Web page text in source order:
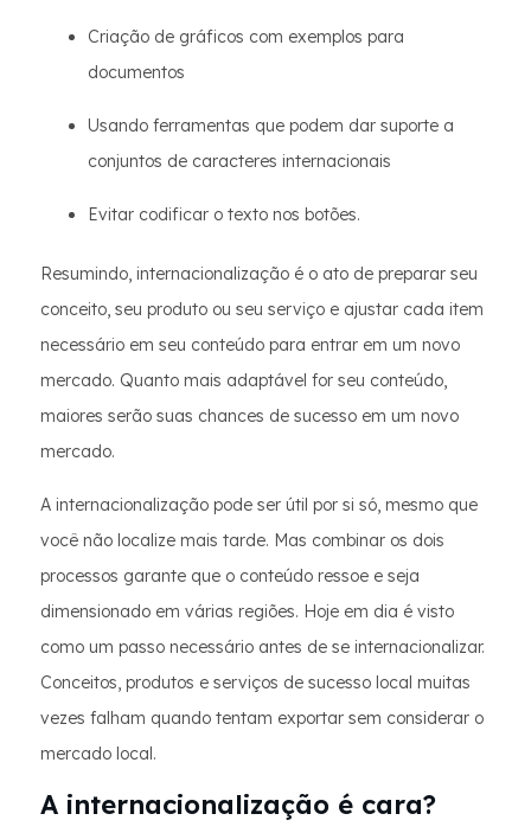
Criação de gráficos com exemplos para
documentos
Usando ferramentas que podem dar suporte a
conjuntos de caracteres internacionais
Evitar codificar o texto nos botões.
Resumindo, internacionalização é o ato de preparar seu
conceito, seu produto ou seu serviço e ajustar cada item
necessário em seu conteúdo para entrar em um novo
mercado. Quanto mais adaptável for seu conteúdo,
maiores serão suas chances de sucesso em um novo
mercado.
A internacionalização pode ser útil por si só, mesmo que
você não localize mais tarde. Mas combinar os dois
processos garante que o conteúdo ressoe e seja
dimensionado em várias regiões. Hoje em dia é visto
como um passo necessário antes de se internacionalizar.
Conceitos, produtos e serviços de sucesso local muitas
vezes falham quando tentam exportar sem considerar o
mercado local.
A internacionalização é cara?